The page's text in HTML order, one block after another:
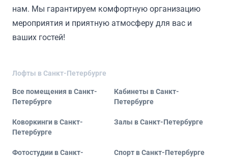
нам. Мы гарантируем комфортную организацию
мероприятия и приятную атмосферу для вас и
ваших гостей!
Лофты в Санкт-Петербурге
Все помещения в Санкт-
Петербурге
Кабинеты в Санкт-
Петербурге
Коворкинги в Санкт-
Петербурге
Залы в Санкт-Петербурге
Фотостудии в Санкт-
Спорт в Санкт-Петербурге